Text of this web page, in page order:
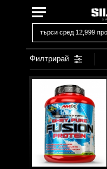
Филтрирай